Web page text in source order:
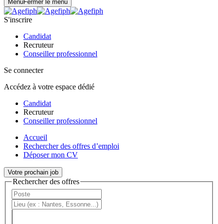
MenuFermer le menu
S'inscrire
Candidat
Recruteur
Conseiller professionnel
Se connecter
Accédez à votre espace dédié
Candidat
Recruteur
Conseiller professionnel
Accueil
Rechercher des offres d’emploi
Déposer mon CV
Votre prochain job
Rechercher des offres